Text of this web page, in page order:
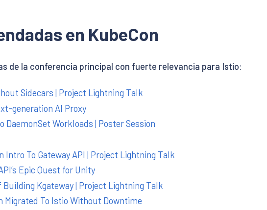
en KubeCon
de la conferencia principal con fuerte relevancia para Istio:
Sidecars | Project Lightning Talk
generation AI Proxy
Workloads | Poster Session
Intro To Gateway API | Project Lightning Talk
Epic Quest for Unity
Building Kgateway | Project Lightning Talk
Migrated To Istio Without Downtime